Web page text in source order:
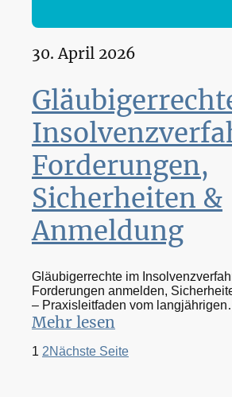
30. April 2026
Forderungen,
Sicherheiten &
Anmeldung
Gläubigerrechte im
Forderungen anmelden,
– Praxisleitfaden vom langjährigen
Insolvenzverwalter
Mehr lesen
1 2Nächste Seite